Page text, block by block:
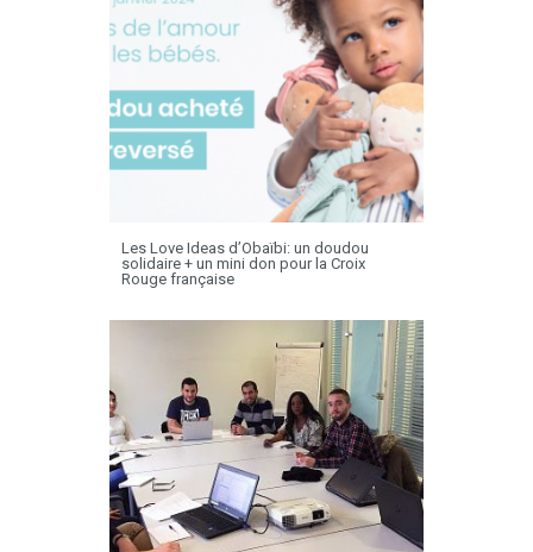
Les Love Ideas d’Obaïbi: un doudou
solidaire + un mini don pour la Croix
Rouge française